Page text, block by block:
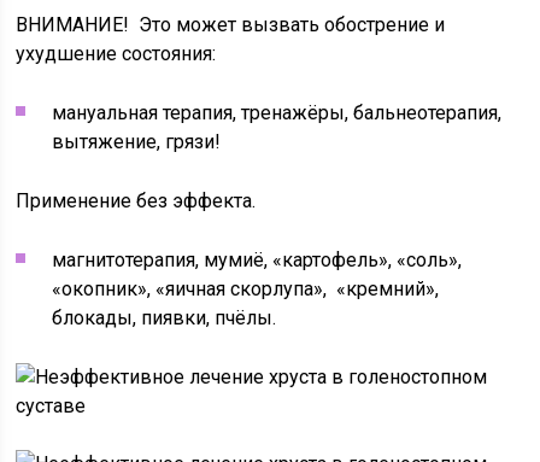
ВНИМАНИЕ! Это может вызвать обострение и
ухудшение состояния:
мануальная терапия, тренажёры, бальнеотерапия,
вытяжение, грязи!
Применение без эффекта.
магнитотерапия, мумиё, «картофель», «соль»,
«окопник», «яичная скорлупа», «кремний»,
блокады, пиявки, пчёлы.